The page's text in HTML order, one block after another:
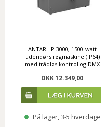
ANTARI IP-3000, 1500-watt
udendørs røgmaskine (IP64)
med trådløs kontrol og DMX
DKK 12.349,00
På lager, 3-5 hverdage